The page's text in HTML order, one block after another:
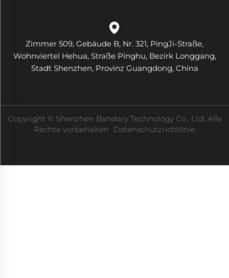
Zimmer 509, Gebäude B, Nr. 321, PingJi-Straße,
Wohnviertel Hehua, Straße Pinghu, Bezirk Longgang,
Stadt Shenzhen, Provinz Guangdong, China
Copyright © Shenzhen Bandary Technology Co., Ltd. Alle
Rechte vorbehalten
Datenschutzrichtlinie